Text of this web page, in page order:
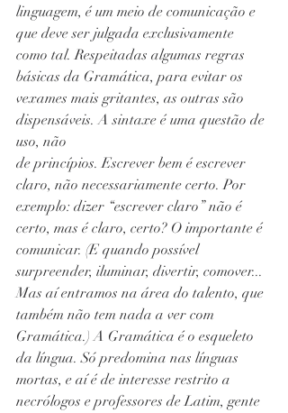
linguagem, é um meio de comunicação e
que deve ser julgada exclusivamente
como tal. Respeitadas algumas regras
básicas da Gramática, para evitar os
vexames mais gritantes, as outras são
dispensáveis. A sintaxe é uma questão de
uso, não
de princípios. Escrever bem é escrever
claro, não necessariamente certo. Por
exemplo: dizer “escrever claro” não é
certo, mas é claro, certo? O importante é
comunicar. (E quando possível
surpreender, iluminar, divertir, comover...
Mas aí entramos na área do talento, que
também não tem nada a ver com
Gramática.) A Gramática é o esqueleto
da língua. Só predomina nas línguas
mortas, e aí é de interesse restrito a
necrólogos e professores de Latim, gente